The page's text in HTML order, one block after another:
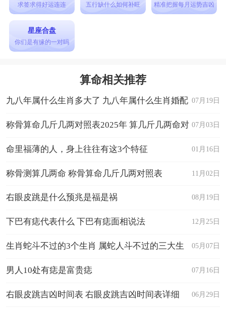
求签求得好运连连 五行缺什么如何补旺 精准把握每月运势吉凶
星座合盘
你们是有缘的一对吗
算命相关推荐
07月19日
九八年属什么生肖多大了 九八年属什么生肖婚配
07月03日
称骨算命几斤几两对照表2025年 算几斤几两命对
照表 01月16日
命里福薄的人，身上往往有这3个特征
11月02日
称骨测算几两命 称骨算命几斤几两对照表
08月19日
右眼皮跳是什么预兆是福是祸
12月25日
下巴有痣代表什么 下巴有痣面相说法
05月07日
生肖蛇斗不过的3个生肖 属蛇人斗不过的三大生
肖 07月16日
男人10处有痣是富贵痣
06月29日
右眼皮跳吉凶时间表 右眼皮跳吉凶时间表详细